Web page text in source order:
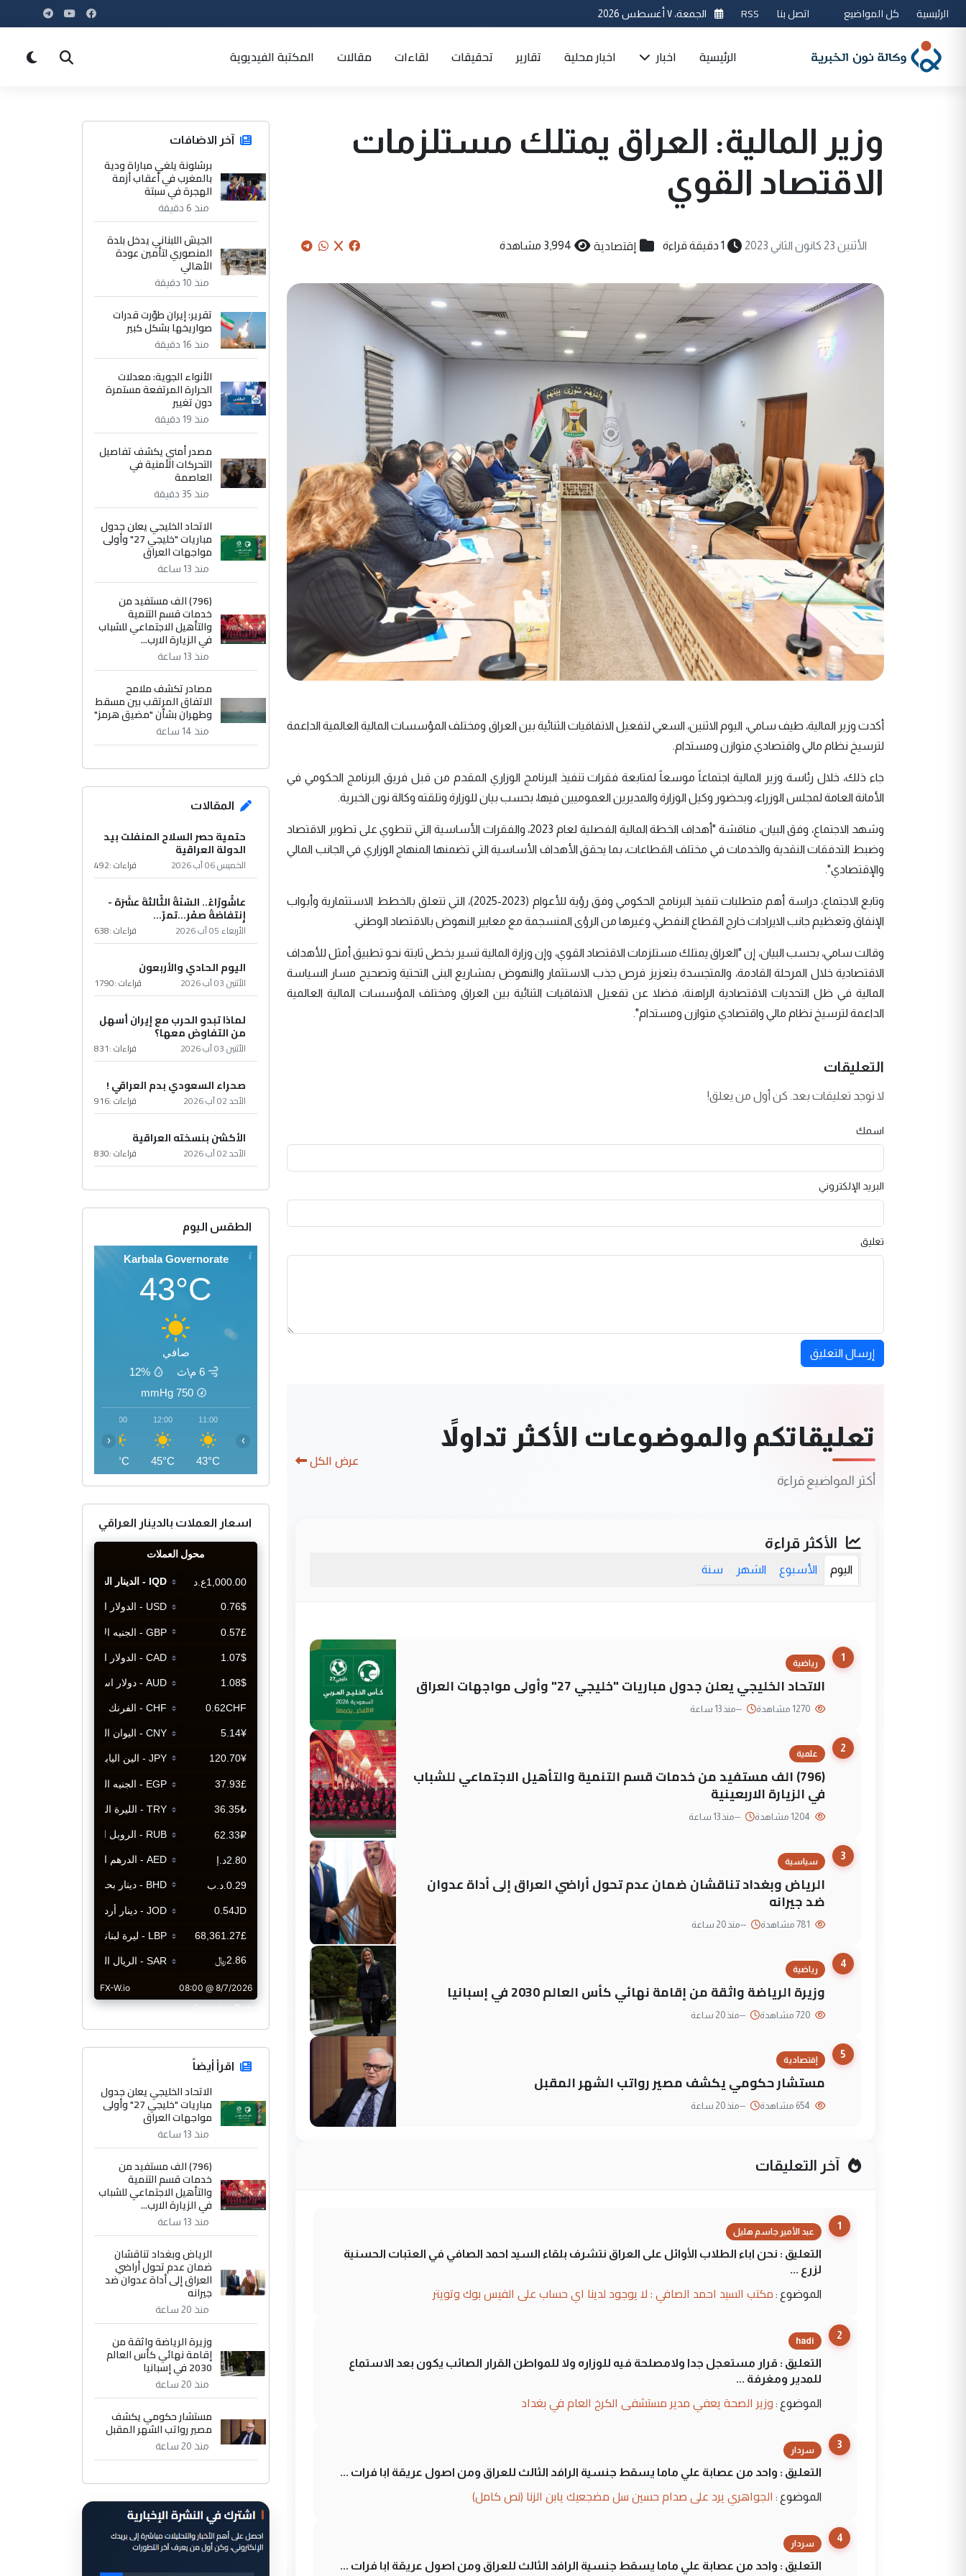
الرئيسية كل المواضيع اتصل بنا RSS الجمعة، ٧ أغسطس 2026
الرئيسية اخبار اخبار محلية تقارير تحقيقات لقاءات مقالات المكتبة الفيديوية
وزير المالية: العراق يمتلك مستلزمات
الاقتصاد القوي
الأثنين 23 كانون الثاني 2023 1 دقيقة قراءة إقتصادية 3,994 مشاهدة
أكدت وزير المالية، طيف سامي، اليوم الاثنين، السعي لتفعيل الاتفاقيات الثنائية بين العراق ومختلف المؤسسات المالية العالمية الداعمة
لترسيخ نظام مالي واقتصادي متوازن ومستدام.
جاء ذلك، خلال رئاسة وزير المالية اجتماعاً موسعاً لمتابعة فقرات تنفيذ البرنامج الوزاري المقدم من قبل فريق البرنامج الحكومي في
الأمانة العامة لمجلس الوزراء، وبحضور وكيل الوزارة والمديرين العموميين فيها، بحسب بيان للوزارة وتلقته وكالة نون الخبرية.
وشهد الاجتماع، وفق البيان، مناقشة "أهداف الخطة المالية الفصلية لعام 2023، والفقرات الأساسية التي تنطوي على تطوير الاقتصاد
وضبط التدفقات النقدية والخدمات في مختلف القطاعات، بما يحقق الأهداف الأساسية التي تضمنها المنهاج الوزاري في الجانب المالي
والإقتصادي".
وتابع الاجتماع، دراسة أهم متطلبات تنفيذ البرنامج الحكومي وفق رؤية للأعوام (2023-2025)، التي تتعلق بالخطط الاستثمارية وأبواب
الإنفاق وتعظيم جانب الايرادات خارج القطاع النفطي، وغيرها من الرؤى المنسجمة مع معايير النهوض بالاقتصاد الوطني.
وقالت سامي، بحسب البيان، إن "العراق يمتلك مستلزمات الاقتصاد القوي، وإن وزارة المالية تسير بخطى ثابتة نحو تطبيق أمثل للأهداف
الاقتصادية خلال المرحلة القادمة، والمتجسدة بتعزيز فرص جذب الاستثمار والنهوض بمشاريع البنى التحتية وتصحيح مسار السياسة
المالية في ظل التحديات الاقتصادية الراهنة، فضلا عن تفعيل الاتفاقيات الثنائية بين العراق ومختلف المؤسسات المالية العالمية
الداعمة لترسيخ نظام مالي واقتصادي متوازن ومستدام".
التعليقات
لا توجد تعليقات بعد. كن أول من يعلق!
اسمك
البريد الإلكتروني
تعليق
إرسال التعليق
تعليقاتكم والموضوعات الأكثر تداولاً
أكثر المواضيع قراءة
عرض الكل
الأكثر قراءة
اليوم الأسبوع الشهر سنة
1
رياضية
الاتحاد الخليجي يعلن جدول مباريات "خليجي 27" وأولى مواجهات العراق
--منذ 13 ساعة
2
علمية
(796) الف مستفيد من خدمات قسم التنمية والتأهيل الاجتماعي للشباب
في الزيارة الاربعينية
--منذ 13 ساعة
3
سياسية
الرياض وبغداد تناقشان ضمان عدم تحول أراضي العراق إلى أداة عدوان
ضد جيرانه
--منذ 20 ساعة
4
رياضية
وزيرة الرياضة واثقة من إقامة نهائي كأس العالم 2030 في إسبانيا
--منذ 20 ساعة
5
إقتصادية
مستشار حكومي يكشف مصير رواتب الشهر المقبل
--منذ 20 ساعة
آخر التعليقات
1
عبد الأمير جاسم هليل
التعليق : نحن اباء الطلاب الأوائل على العراق نتشرف بلقاء السيد احمد الصافي في العتبات الحسنية
لزرع ...
الموضوع : مكتب السيد احمد الصافي : لا يوجود لدينا اي حساب على الفيس بوك وتويتر
2
hadi
التعليق : قرار مستعجل جدا ولامصلحة فيه للوزاره ولا للمواطن القرار الصائب يكون بعد الاستماع
للمدير ومغرفة ...
الموضوع : وزير الصحة يعفي مدير مستشفى الكرخ العام في بغداد
3
سردار
التعليق : واحد من عصابة علي ماما يسقط جنسية الرافد الثالث للعراق ومن اصول عريقة ابا فرات ...
الموضوع : الجواهري يرد على صدام حسين سل مضجعيك يابن الزنا (نص كامل)
4
سردار
التعليق : واحد من عصابة علي ماما يسقط جنسية الرافد الثالث للعراق ومن اصول عريقة ابا فرات ...
آخر الاضافات
برشلونة يلغي مباراة ودية
بالمغرب في أعقاب أزمة
الهجرة في سبتة
منذ 6 دقيقة
الجيش اللبناني يدخل بلدة
المنصوري لتأمين عودة
الأهالي
منذ 10 دقيقة
تقرير: إيران طوّرت قدرات
صواريخها بشكل كبير
منذ 16 دقيقة
الأنواء الجوية: معدلات
الحرارة المرتفعة مستمرة
دون تغيير
منذ 19 دقيقة
مصدر أمني يكشف تفاصيل
التحركات الأمنية في
العاصمة
منذ 35 دقيقة
الاتحاد الخليجي يعلن جدول
مباريات "خليجي 27" وأولى
مواجهات العراق
منذ 13 ساعة
(796) الف مستفيد من
خدمات قسم التنمية
والتأهيل الاجتماعي للشباب
في الزيارة الارب...
منذ 13 ساعة
مصادر تكشف ملامح
الاتفاق المرتقب بين مسقط
وطهران بشأن "مضيق هرمز"
منذ 14 ساعة
المقالات
حتمية حصر السلاح المنفلت بيد
الدولة العراقية
الخميس 06 آب 2026 قراءات :492
عاشُورْاءُ.. السّنَةُ الثّالثةَ عشَرَة -
إِنتفاضةُ صفَر…تمرّ...
الأربعاء 05 آب 2026 قراءات :638
اليوم الحادي والأربعون
الأثنين 03 آب 2026 قراءات :1790
لماذا تبدو الحرب مع إيران أسهل
من التفاوض معها؟
الأثنين 03 آب 2026 قراءات :831
صحراء السعودي بدم العراقي !
الأحد 02 آب 2026 قراءات :916
الأكشن بنسخته العراقية
الأحد 02 آب 2026 قراءات :830
الطقس اليوم
Karbala Governorate
43°C
صافي
6 م\ث
12%
750
mmHg
11:00
43°C
12:00
45°C
13:00
46°C
‹ ›
اسعار العملات بالدينار العراقي
CurrencyRate
اقرأ أيضاً
الاتحاد الخليجي يعلن جدول
مباريات "خليجي 27" وأولى
مواجهات العراق
منذ 13 ساعة
(796) الف مستفيد من
خدمات قسم التنمية
والتأهيل الاجتماعي للشباب
في الزيارة الارب...
منذ 13 ساعة
الرياض وبغداد تناقشان
ضمان عدم تحول أراضي
العراق إلى أداة عدوان ضد
جيرانه
منذ 20 ساعة
وزيرة الرياضة واثقة من
إقامة نهائي كأس العالم
2030 في إسبانيا
منذ 20 ساعة
مستشار حكومي يكشف
مصير رواتب الشهر المقبل
منذ 20 ساعة